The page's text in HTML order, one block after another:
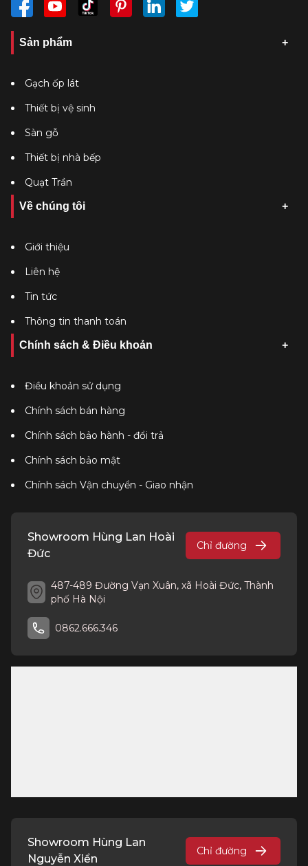
Sản phẩm
Gạch ốp lát
Thiết bị vệ sinh
Sàn gỗ
Thiết bị nhà bếp
Quạt Trần
Về chúng tôi
Giới thiệu
Liên hệ
Tin tức
Thông tin thanh toán
Chính sách & Điều khoản
Điều khoản sử dụng
Chính sách bán hàng
Chính sách bảo hành - đổi trả
Chính sách bảo mật
Chính sách Vận chuyển - Giao nhận
Showroom Hùng Lan Hoài
Đức
Chỉ đường
487-489 Đường Vạn Xuân, xã Hoài Đức, Thành
phố Hà Nội
0862.666.346
Showroom Hùng Lan
Nguyễn Xiển
Chỉ đường